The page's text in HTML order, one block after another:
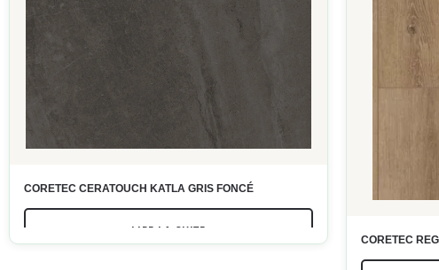
CORETEC CERATOUCH KATLA GRIS FONCÉ
LIRE LA SUITE
CORETEC